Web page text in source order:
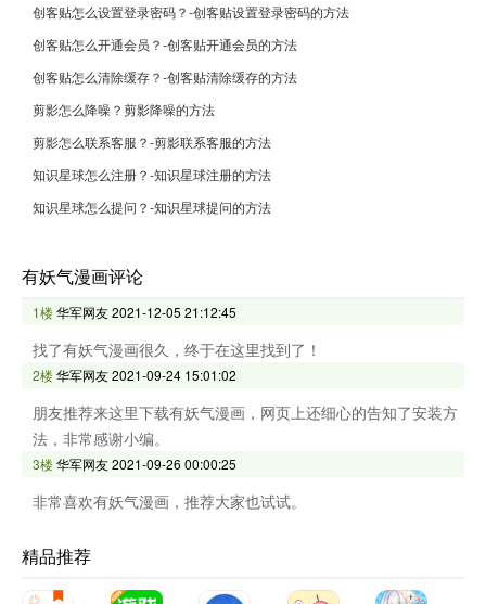
创客贴怎么设置登录密码？-创客贴设置登录密码的方法
创客贴怎么开通会员？-创客贴开通会员的方法
创客贴怎么清除缓存？-创客贴清除缓存的方法
剪影怎么降噪？剪影降噪的方法
剪影怎么联系客服？-剪影联系客服的方法
知识星球怎么注册？-知识星球注册的方法
知识星球怎么提问？-知识星球提问的方法
有妖气漫画评论
1楼华军网友2021-12-05 21:12:45
找了有妖气漫画很久，终于在这里找到了！
2楼华军网友2021-09-24 15:01:02
朋友推荐来这里下载有妖气漫画，网页上还细心的告知了安装方
法，非常感谢小编。
3楼华军网友2021-09-26 00:00:25
非常喜欢有妖气漫画，推荐大家也试试。
精品推荐